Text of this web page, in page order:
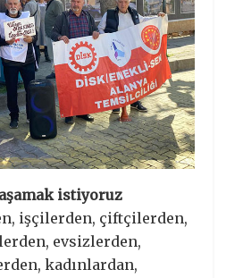
istiyoruz
işçilerden, çiftçilerden,
evsizlerden,
kadınlardan,